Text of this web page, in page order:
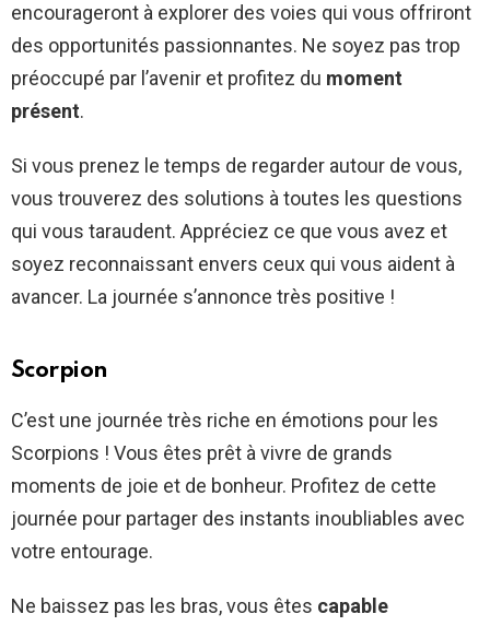
encourageront à explorer des voies qui vous offriront
des opportunités passionnantes. Ne soyez pas trop
préoccupé par l’avenir et profitez du moment
présent.
Si vous prenez le temps de regarder autour de vous,
vous trouverez des solutions à toutes les questions
qui vous taraudent. Appréciez ce que vous avez et
soyez reconnaissant envers ceux qui vous aident à
avancer. La journée s’annonce très positive !
Scorpion
C’est une journée très riche en émotions pour les
Scorpions ! Vous êtes prêt à vivre de grands
moments de joie et de bonheur. Profitez de cette
journée pour partager des instants inoubliables avec
votre entourage.
Ne baissez pas les bras, vous êtes capable